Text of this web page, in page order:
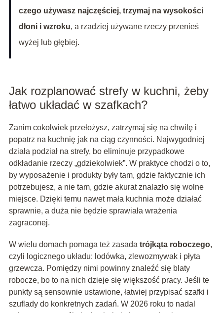
czego używasz najczęściej, trzymaj na wysokości
dłoni i wzroku, a rzadziej używane rzeczy przenieś
wyżej lub głębiej.
Jak rozplanować strefy w kuchni, żeby
łatwo układać w szafkach?
Zanim cokolwiek przełożysz, zatrzymaj się na chwilę i
popatrz na kuchnię jak na ciąg czynności. Najwygodniej
działa podział na strefy, bo eliminuje przypadkowe
odkładanie rzeczy „gdziekolwiek”. W praktyce chodzi o to,
by wyposażenie i produkty były tam, gdzie faktycznie ich
potrzebujesz, a nie tam, gdzie akurat znalazło się wolne
miejsce. Dzięki temu nawet mała kuchnia może działać
sprawnie, a duża nie będzie sprawiała wrażenia
zagraconej.
W wielu domach pomaga też zasada trójkąta roboczego,
czyli logicznego układu: lodówka, zlewozmywak i płyta
grzewcza. Pomiędzy nimi powinny znaleźć się blaty
robocze, bo to na nich dzieje się większość pracy. Jeśli te
punkty są sensownie ustawione, łatwiej przypisać szafki i
szuflady do konkretnych zadań. W 2026 roku to nadal